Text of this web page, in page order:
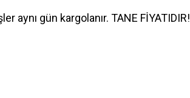
aynı gün kargolanır. TANE FİYATIDIR!